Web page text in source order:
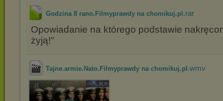
Godzina 8 rano.Filmyprawdy na chomikuj.pl .rar
Opowiadanie na którego podstawie
żyją!"
Tajne.armie.Nato.Filmyprawdy na chomikuj.pl .wmv